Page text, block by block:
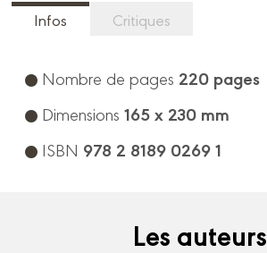
Infos Critiques
Nombre de pages 220 pages
Dimensions165 x 230 mm
ISBN 978 2 8189 0269 1
Les auteurs